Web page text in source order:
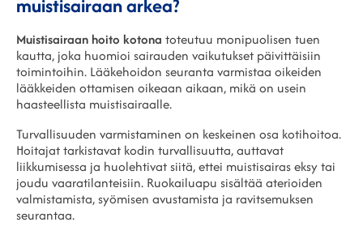
Muistisairaan hoito kotona toteutuu monipuolisen tuen
kautta, joka huomioi sairauden vaikutukset päivittäisiin
toimintoihin. Lääkehoidon seuranta varmistaa oikeiden
lääkkeiden ottamisen oikeaan aikaan, mikä on usein
haasteellista muistisairaalle.
Turvallisuuden varmistaminen on keskeinen osa kotihoitoa.
Hoitajat tarkistavat kodin turvallisuutta, auttavat
liikkumisessa ja huolehtivat siitä, ettei muistisairas eksy tai
joudu vaaratilanteisiin. Ruokailuapu sisältää aterioiden
valmistamista, syömisen avustamista ja ravitsemuksen
seurantaa.